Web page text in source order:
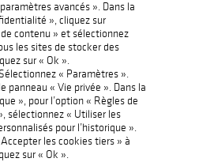
avancés ». Dans la
», cliquez sur
contenu » et sélectionnez
les sites de stocker des
sur « Ok ».
« Paramètres ».
panneau « Vie privée ». Dans la
», pour l’option « Règles de
sélectionnez « Utiliser les
pour l’historique ».
les cookies tiers » à
sur « Ok ».